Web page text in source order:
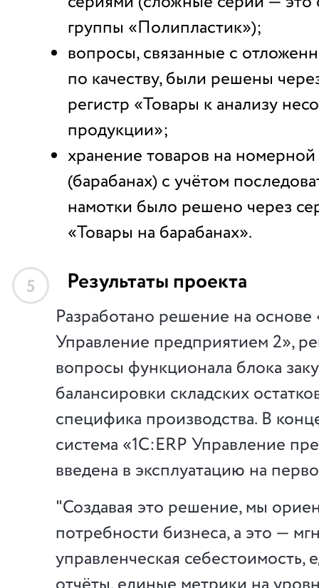
группы «Полипластик»);
вопросы, связанные с
по качеству, были решены
регистр «Товары к анализу
продукции»;
хранение товаров на
(барабанах) с учётом
намотки было решено через
«Товары на барабанах».
5 Результаты проекта
Разработано решение на основе
Управление предприятием 2»,
вопросы функционала блока
балансировки складских
специфика производства. В
система «1С:ERP Управление
введена в эксплуатацию на
"Создавая это решение, мы
потребности бизнеса, а это —
управленческая себестоимость,